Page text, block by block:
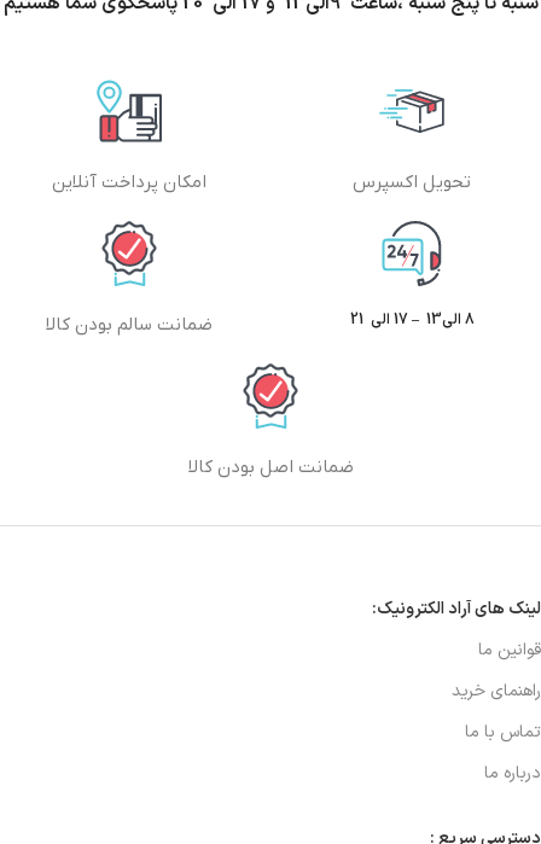
تحویل اکسپرس امکان پرداخت آنلاین
8 الی13 – 17 الی 21 ضمانت سالم بودن کالا
ضمانت اصل بودن کالا
لینک های آراد الکترونیک:
قوانین ما
راهنمای خرید
تماس با ما
درباره ما
دسترسی سریع :